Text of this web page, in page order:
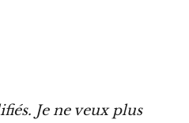
Je ne veux plus